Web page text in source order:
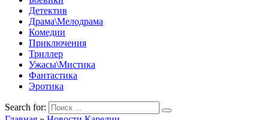
Детектив
Драма\Мелодрама
Комедии
Приключения
Триллер
Ужасы\Мистика
Фантастика
Эротика
Search for: